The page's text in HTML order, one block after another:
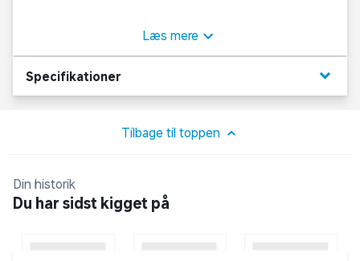
storm eller sygdom, du ikke er herre over.
Læs mere
Specifikationer keyboard_arrow_down
Tilbage til toppen
Din historik
Du har sidst kigget på